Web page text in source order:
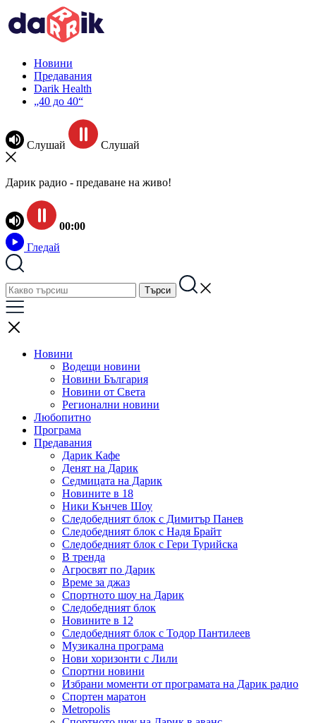
Новини
Предавания
Darik Health
„40 до 40“
Слушай Слушай
Дарик радио - предаване на живо!
00:00
Гледай
Новини
Водещи новини
Новини България
Новини от Света
Регионални новини
Любопитно
Програма
Предавания
Дарик Кафе
Денят на Дарик
Седмицата на Дарик
Новините в 18
Ники Кънчев Шоу
Следобедният блок с Димитър Панев
Следобедният блок с Надя Брайт
Следобедният блок с Гери Турийска
В тренда
Агросвят по Дарик
Време за джаз
Спортното шоу на Дарик
Следобедният блок
Новините в 12
Следобедният блок с Тодор Пантилеев
Музикална програма
Нови хоризонти с Лили
Спортни новини
Избрани моменти от програмата на Дарик радио
Спортен маратон
Metropolis